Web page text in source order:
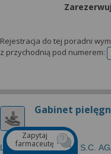
Rejestracja do tej poradni
z przychodnią pod numerem:
Gabinet
LEKARZ RODZINNY S.C.
Zapytaj
farmaceutę